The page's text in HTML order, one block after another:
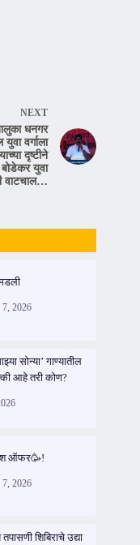
NEXT
धनगर
वर्गाला
दृष्टीने
युवा
वाटचाल…
2026
सोन्या’ गाण्यातील
आहे तरी कोण?
ऑफर🥳!
2026
शिबिराचे उद्या